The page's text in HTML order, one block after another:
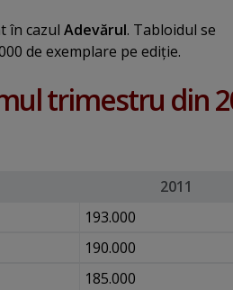
în cazul Adevărul. Tabloidul se
de exemplare pe ediţie.
trimestru din
2011
193.000
190.000
185.000